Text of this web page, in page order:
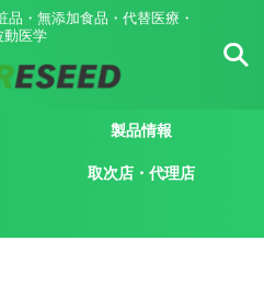
品・無添加食品・代替医療・
動医学
製品情報
取次店・代理店